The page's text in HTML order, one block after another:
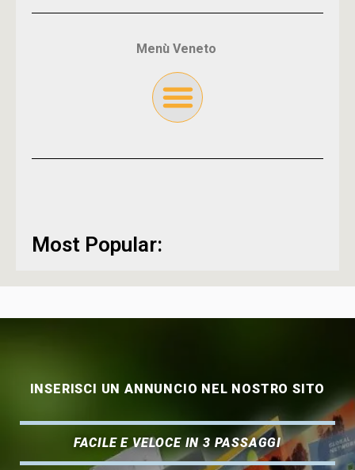
Menù Veneto
Most Popular:
INSERISCI UN ANNUNCIO NEL NOSTRO SITO
FACILE E VELOCE IN 3 PASSAGGI